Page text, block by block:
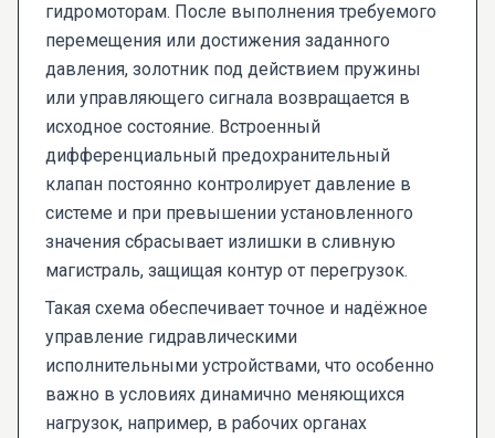
гидромоторам. После выполнения требуемого
перемещения или достижения заданного
давления, золотник под действием пружины
или управляющего сигнала возвращается в
исходное состояние. Встроенный
дифференциальный предохранительный
клапан постоянно контролирует давление в
системе и при превышении установленного
значения сбрасывает излишки в сливную
магистраль, защищая контур от перегрузок.
Такая схема обеспечивает точное и надёжное
управление гидравлическими
исполнительными устройствами, что особенно
важно в условиях динамично меняющихся
нагрузок, например, в рабочих органах